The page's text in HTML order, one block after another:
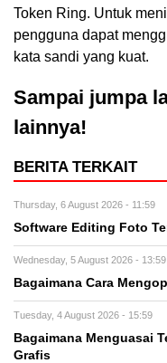
Token Ring. Untuk
pengguna dapat
kata sandi yang kuat.
Sampai jumpa
lainnya!
BERITA TERKAIT
Thursday, 6 August 2026 - 11:59
Software Editing Foto
Wednesday, 5 August 2026 - 13:59
Bagaimana Cara
Tuesday, 4 August 2026 - 15:59
Bagaimana Menguasai
Grafis